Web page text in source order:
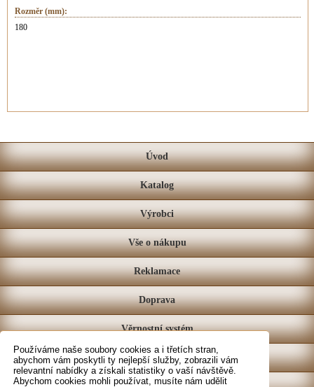
Používáme naše soubory cookies a i třetích stran,
abychom vám poskytli ty nejlepší služby, zobrazili vám
relevantní nabídky a získali statistiky o vaší návštěvě.
Abychom cookies mohli používat, musíte nám udělit
Rozměr (mm):
180
Úvod
Katalog
Výrobci
Vše o nákupu
Reklamace
Doprava
Věrnostní systém
Prodejna